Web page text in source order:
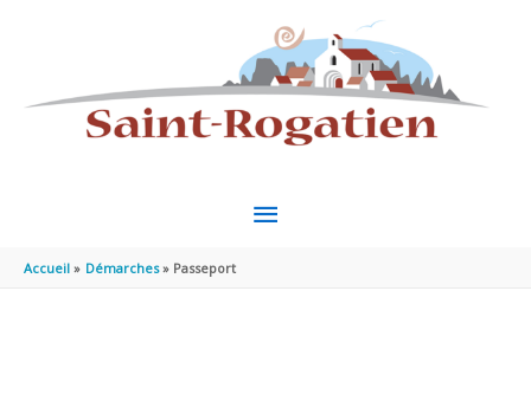
MENU
Accueil Démarches Passeport